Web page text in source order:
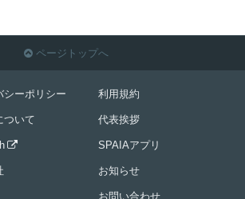
 ページトップへ
シーポリシー
ついて

利用規約
代表挨拶
SPAIAアプリ
お知らせ
お問い合わせ